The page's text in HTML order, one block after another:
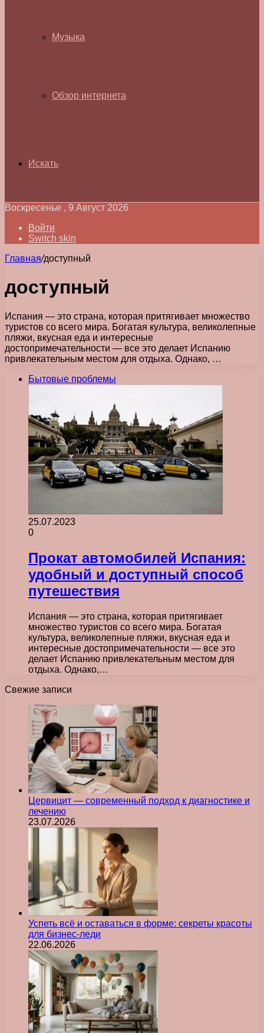
Музыка
Обзор интернета
Искать
Воскресенье , 9 Август 2026
Войти
Switch skin
Главная/доступный
доступный
Испания — это страна, которая притягивает множество
туристов со всего мира. Богатая культура, великолепные
пляжи, вкусная еда и интересные
достопримечательности — все это делает Испанию
привлекательным местом для отдыха. Однако, …
Бытовые проблемы
25.07.2023
0
Прокат автомобилей Испания:
удобный и доступный способ
путешествия
Испания — это страна, которая притягивает
множество туристов со всего мира. Богатая
культура, великолепные пляжи, вкусная еда и
интересные достопримечательности — все это
делает Испанию привлекательным местом для
отдыха. Однако,…
Свежие записи
Цервицит — современный подход к диагностике и
лечению
23.07.2026
Успеть всё и оставаться в форме: секреты красоты
для бизнес-леди
22.06.2026